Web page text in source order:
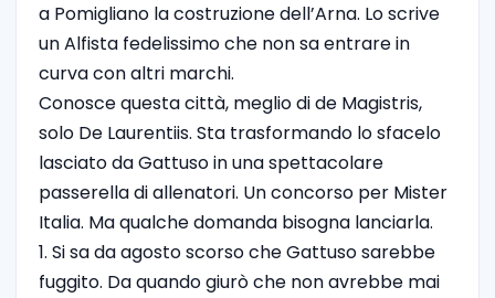
a Pomigliano la costruzione dell’Arna. Lo scrive
un Alfista fedelissimo che non sa entrare in
curva con altri marchi.
Conosce questa città, meglio di de Magistris,
solo De Laurentiis. Sta trasformando lo sfacelo
lasciato da Gattuso in una spettacolare
passerella di allenatori. Un concorso per Mister
Italia. Ma qualche domanda bisogna lanciarla.
1. Si sa da agosto scorso che Gattuso sarebbe
fuggito. Da quando giurò che non avrebbe mai